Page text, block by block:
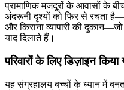
प्रामाणिक मजदूरों के आवासों के
अंदरूनी दृश्यों को फिर से रचता
और किराना व्यापारी की
याद दिलाते हैं।
परिवारों के लिए डिज़ाइन किया
यह संग्रहालय बच्चों के ध्यान में